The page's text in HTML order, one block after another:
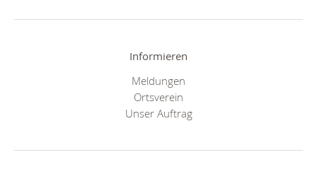
Informieren
Meldungen
Ortsverein
Unser Auftrag